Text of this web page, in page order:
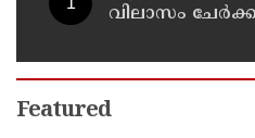
വിലാസം
Featured